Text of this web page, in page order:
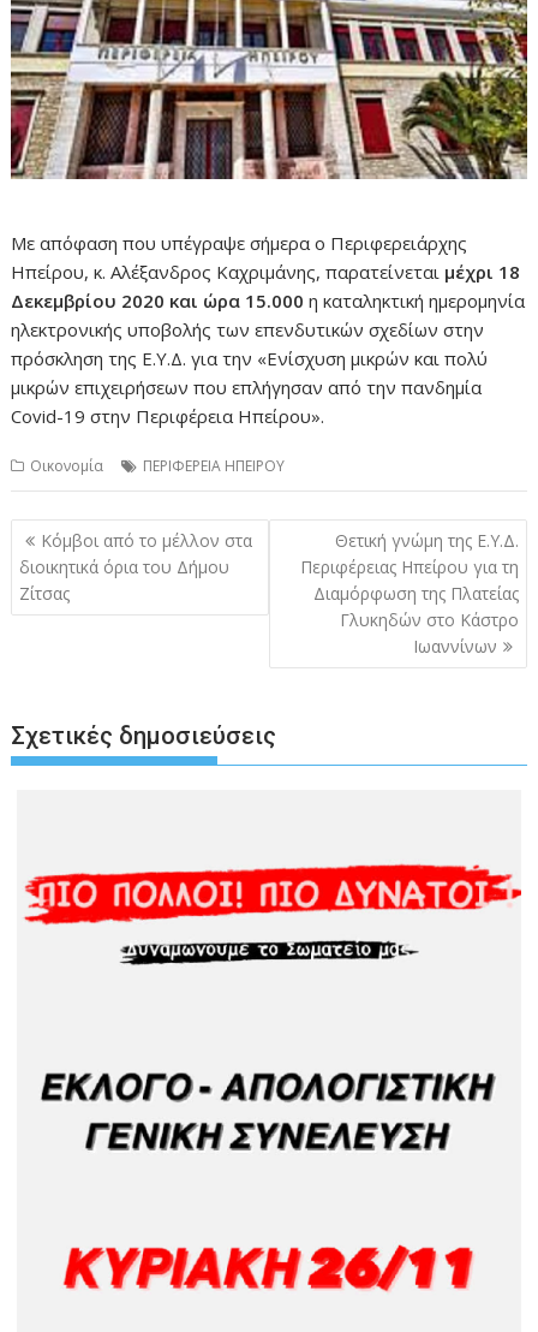
Με απόφαση που υπέγραψε σήμερα ο Περιφερειάρχης
Ηπείρου, κ. Αλέξανδρος Καχριμάνης, παρατείνεται μέχρι 18
Δεκεμβρίου 2020 και ώρα 15.000 η καταληκτική ημερομηνία
ηλεκτρονικής υποβολής των επενδυτικών σχεδίων στην
πρόσκληση της Ε.Υ.Δ. για την «Ενίσχυση μικρών και πολύ
μικρών επιχειρήσεων που επλήγησαν από την πανδημία
Covid-19 στην Περιφέρεια Ηπείρου».
Οικονομία ΠΕΡΙΦΕΡΕΙΑ ΗΠΕΙΡΟΥ
Πλοήγηση
άρθρων
Κόμβοι από το μέλλον στα
διοικητικά όρια του Δήμου
Ζίτσας
Θετική γνώμη της Ε.Υ.Δ.
Περιφέρειας Ηπείρου για τη
Διαμόρφωση της Πλατείας
Γλυκηδών στο Κάστρο
Ιωαννίνων
Σχετικές δημοσιεύσεις